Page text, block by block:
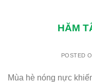
HĂM
POSTED
Mùa hè nóng nực